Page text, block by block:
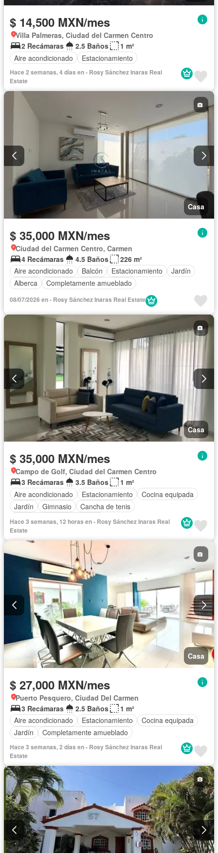
$ 14,500 MXN/mes
Villa Palmeras, Ciudad del Carmen Centro
2 Recámaras
2.5 Baños
1 m²
Aire acondicionado
Estacionamiento
Hace 2 semanas, 4 días en - Rosy Sánchez Inaras Real
Estate
Casa
$ 35,000 MXN/mes
Ciudad del Carmen Centro, Carmen
4 Recámaras
4.5 Baños
226 m²
Aire acondicionado
Balcón Estacionamiento
Jardín
Alberca
Completamente amueblado
08/07/2026 en - Rosy Sánchez Inaras Real Estate
Casa
$ 35,000 MXN/mes
Campo de Golf, Ciudad del Carmen Centro
3 Recámaras
3.5 Baños
1 m²
Aire acondicionado
Estacionamiento
Cocina equipada
Jardín
Gimnasio
Cancha de tenis
Completamente amueblado
Hace 3 semanas, 12 horas en - Rosy Sánchez Inaras Real
Estate
Casa
$ 27,000 MXN/mes
Puerto Pesquero, Ciudad Del Carmen
3 Recámaras
2.5 Baños
1 m²
Aire acondicionado
Estacionamiento
Cocina equipada
Jardín
Completamente amueblado
Hace 3 semanas, 2 días en - Rosy Sánchez Inaras Real
Estate